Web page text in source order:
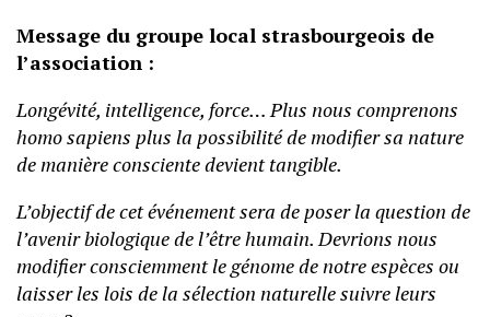
Message du groupe local strasbourgeois de
l’association :
Longévité, intelligence, force… Plus nous comprenons
homo sapiens plus la possibilité de modifier sa nature
de manière consciente devient tangible.
L’objectif de cet événement sera de poser la question de
l’avenir biologique de l’être humain. Devrions nous
modifier consciemment le génome de notre espèces ou
laisser les lois de la sélection naturelle suivre leurs